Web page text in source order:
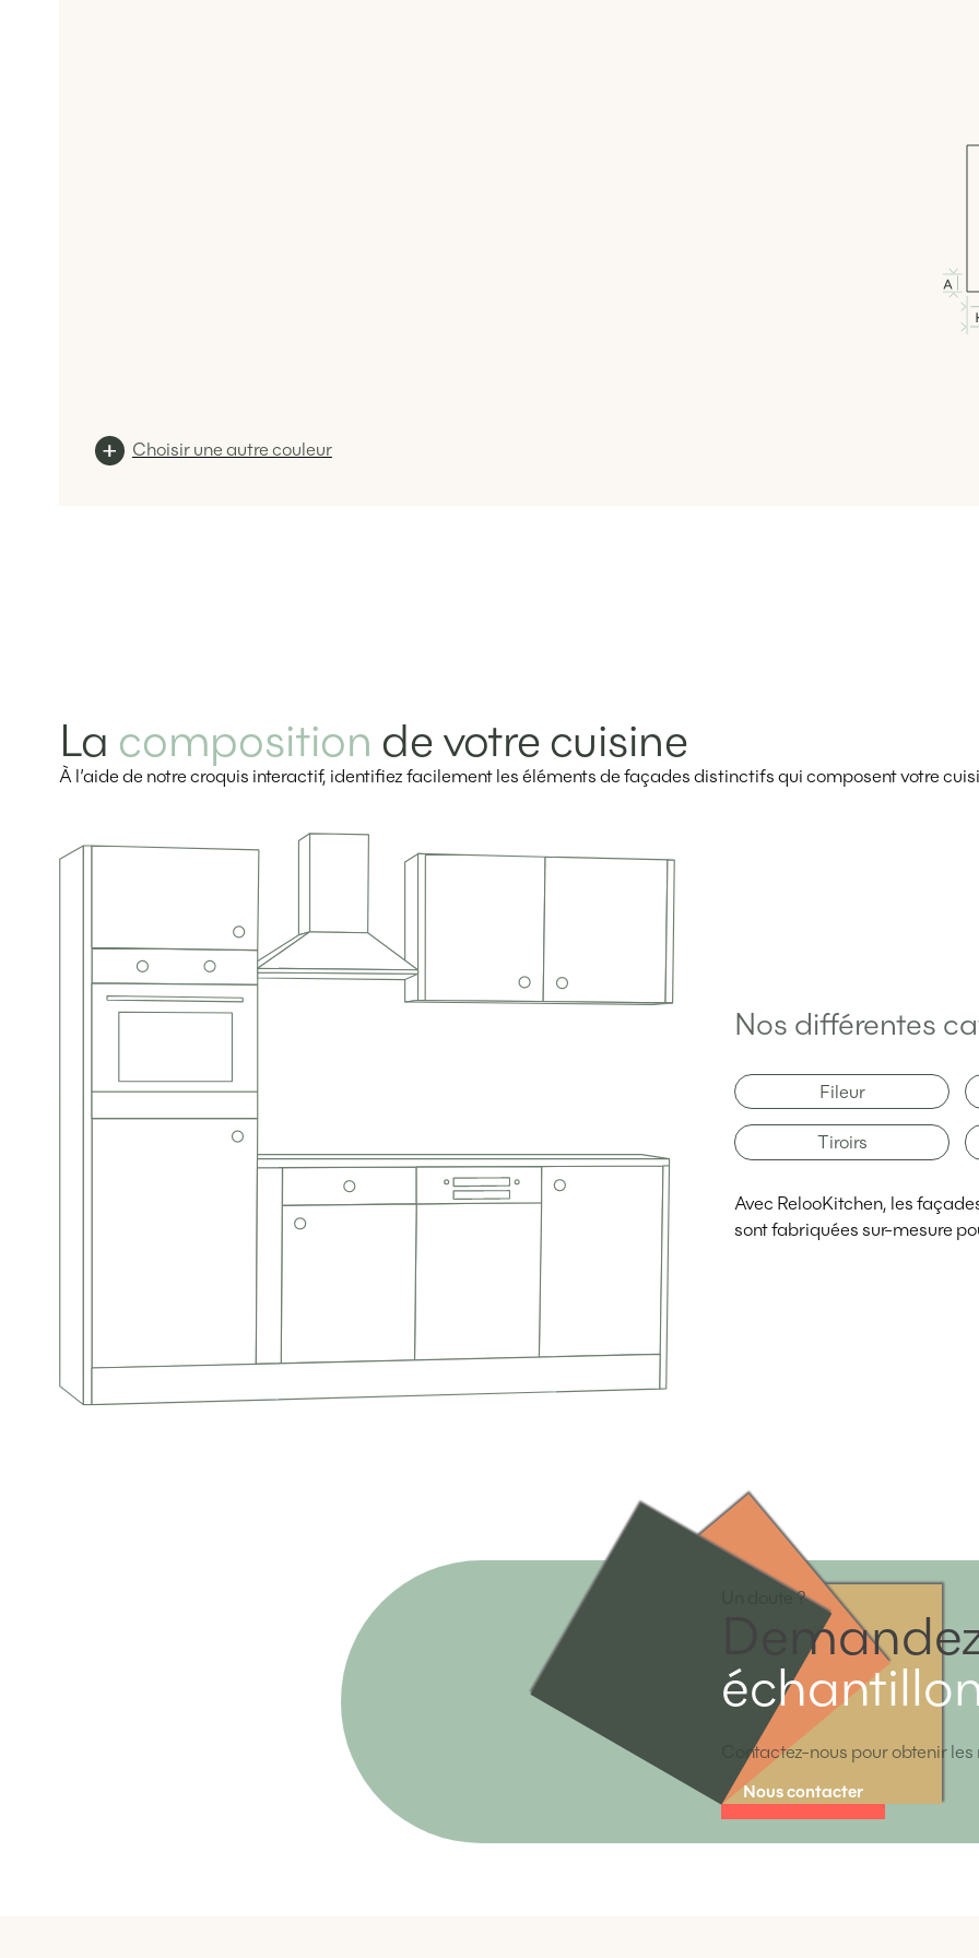
Choisir une autre couleur
La composition de votre cuisine
À l’aide de notre croquis interactif, identifiez facilement les éléments de façades distinctifs qui composent votre
Nos différentes
Fileur
Tiroirs
Avec RelooKitchen, les
sont fabriquées sur-mesure
Un doute ?
Contactez-nous pour obtenir
Nous contacter